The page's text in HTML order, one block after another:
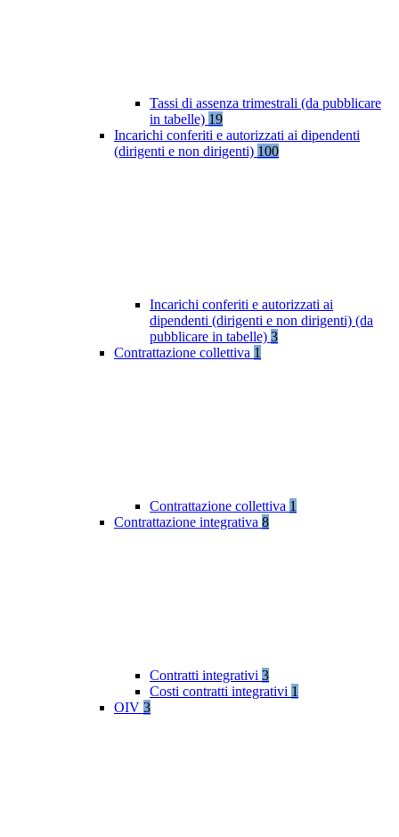
Tassi di assenza trimestrali (da pubblicare
in tabelle) 19
Incarichi conferiti e autorizzati ai dipendenti
(dirigenti e non dirigenti) 100
Incarichi conferiti e autorizzati ai
dipendenti (dirigenti e non dirigenti) (da
pubblicare in tabelle) 3
Contrattazione collettiva 1
Contrattazione collettiva 1
Contrattazione integrativa 8
Contratti integrativi 3
Costi contratti integrativi 1
OIV 3